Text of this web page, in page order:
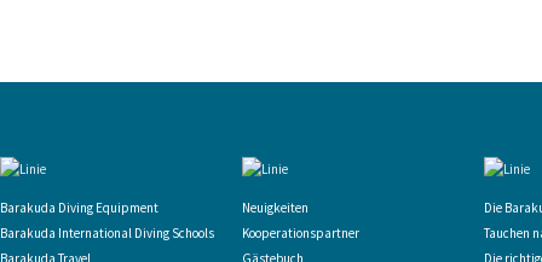
Barakuda Diving Equipment
Barakuda International Diving Schools
Barakuda Travel
Neuigkeiten
Kooperationspartner
Gästebuch
Die
Tauchen
Die